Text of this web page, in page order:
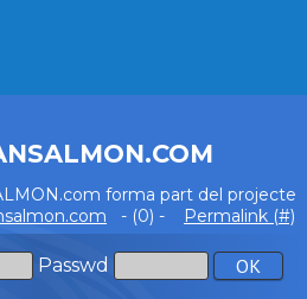
forma part del projecte
- (0) - Permalink (#)
Passwd